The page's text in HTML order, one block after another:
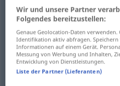
démonter ausbauen(≈
développer ausbauen (≈
Wir und unsere Partner
Folgendes bereitzustellen:
Genaue Geolocation-Daten verwenden.
Identifikation aktiv abfragen.
Informationen auf einem Gerät.
Messung von Werbung und Inhalten,
Entwicklung von Dienstleistungen.
Liste der Partner (Lieferanten)